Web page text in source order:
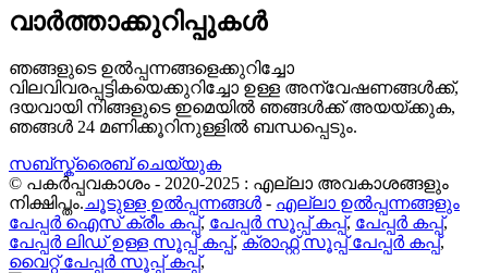
വാർത്താക്കുറിപ്പുകൾ
ഞങ്ങളുടെ ഉൽപ്പന്നങ്ങളെക്കുറിച്ചോ
വിലവിവരപ്പട്ടികയെക്കുറിച്ചോ ഉള്ള അന്വേഷണങ്ങൾക്ക്,
ദയവായി നിങ്ങളുടെ ഇമെയിൽ ഞങ്ങൾക്ക് അയയ്ക്കുക,
ഞങ്ങൾ 24 മണിക്കൂറിനുള്ളിൽ ബന്ധപ്പെടും.
സബ്സ്ക്രൈബ് ചെയ്യുക
© പകർപ്പവകാശം - 2020-2025 : എല്ലാ അവകാശങ്ങളും
നിക്ഷിപ്തം. ചൂടുള്ള ഉൽപ്പന്നങ്ങൾ - എല്ലാ ഉൽപ്പന്നങ്ങളും
പേപ്പർ ഐസ് ക്രീം കപ്പ്, പേപ്പർ സൂപ്പ് കപ്പ്, പേപ്പർ കപ്പ്,
പേപ്പർ ലിഡ് ഉള്ള സൂപ്പ് കപ്പ്, ക്രാഫ്റ്റ് സൂപ്പ് പേപ്പർ കപ്പ്,
വൈറ്റ് പേപ്പർ സൂപ്പ് കപ്പ്,